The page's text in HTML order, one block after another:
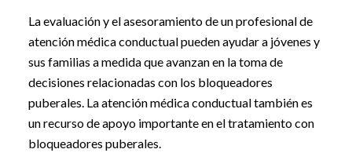
La evaluación y el asesoramiento de un profesional de
atención médica conductual pueden ayudar a jóvenes y
sus familias a medida que avanzan en la toma de
decisiones relacionadas con los bloqueadores
puberales. La atención médica conductual también es
un recurso de apoyo importante en el tratamiento con
bloqueadores puberales.